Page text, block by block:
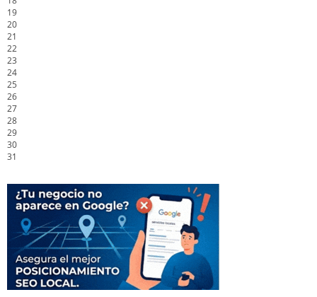
19
20
21
22
23
24
25
26
27
28
29
30
31